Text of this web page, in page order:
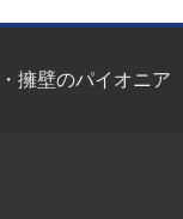
擁壁のパイオニア